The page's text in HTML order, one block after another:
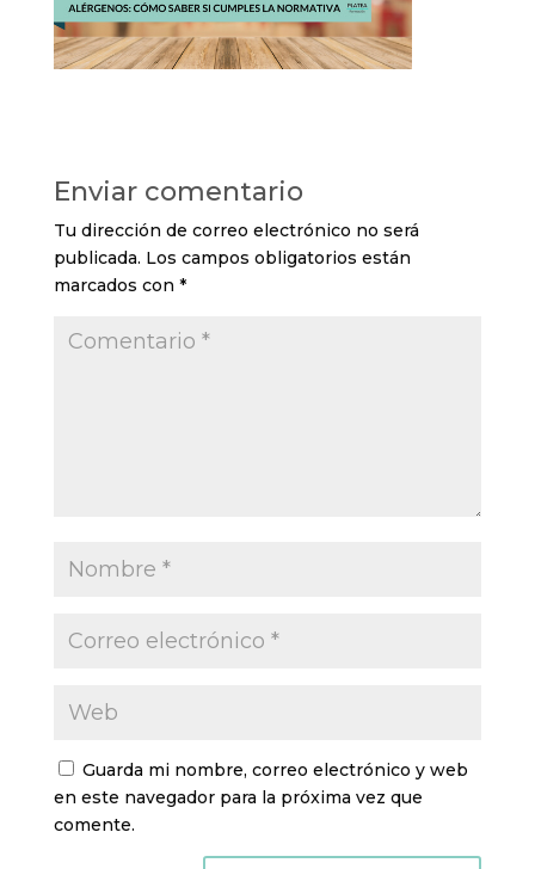
Enviar comentario
Tu dirección de correo electrónico no será
publicada. Los campos obligatorios están
marcados con *
Guarda mi nombre, correo electrónico y web
en este navegador para la próxima vez que
comente.